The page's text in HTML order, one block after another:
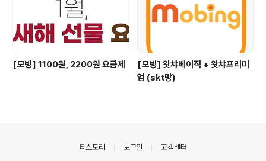
[모빙] 1100원, 2200원 요금제
[모빙] 왓챠베이직 + 왓챠프리미
엄 (skt망)
티스토리 로그인 고객센터